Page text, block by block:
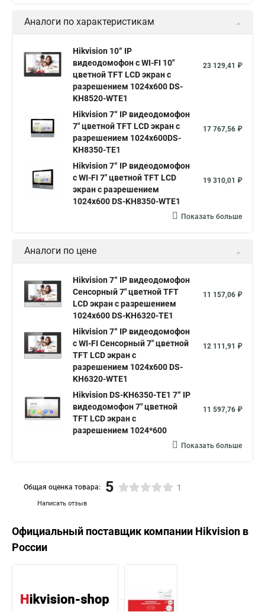
Аналоги по характеристикам
Hikvision 10“ IP
видеодомофон с WI-FI 10"
цветной TFT LCD экран с
разрешением 1024х600 DS-
KH8520-WTE1
23 129,41 ₽
Hikvision 7“ IP видеодомофон
7" цветной TFT LCD экран с
разрешением 1024х600DS-
KH8350-TE1
17 767,56 ₽
Hikvision 7“ IP видеодомофон
с WI-FI 7" цветной TFT LCD
экран с разрешением
1024х600 DS-KH8350-WTE1
19 310,01 ₽
Показать больше
Аналоги по цене
Hikvision 7“ IP видеодомофон
Сенсорный 7" цветной TFT
LCD экран с разрешением
1024х600 DS-KH6320-TE1
11 157,06 ₽
Hikvision 7“ IP видеодомофон
с WI-FI Сенсорный 7" цветной
TFT LCD экран с
разрешением 1024х600 DS-
KH6320-WTE1
12 111,91 ₽
Hikvision DS-KH6350-TE1 7“ IP
видеодомофон 7" цветной
TFT LCD экран с
разрешением 1024*600
11 597,76 ₽
Показать больше
Написать отзыв
Общая оценка товара: 5 1
Официальный поставщик компании Hikvision в
России